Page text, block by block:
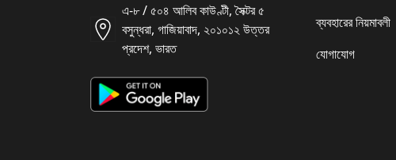
এ-৮ / ৫০৪ আলিব কাউণ্টী, সৈক্টর ৫
বসুন্ধরা, গাজিয়াবাদ, ২০১০১২ উত্তর
প্রদেশ, ভারত
ব্যবহারের নিয়মাবলী
যোগাযোগ